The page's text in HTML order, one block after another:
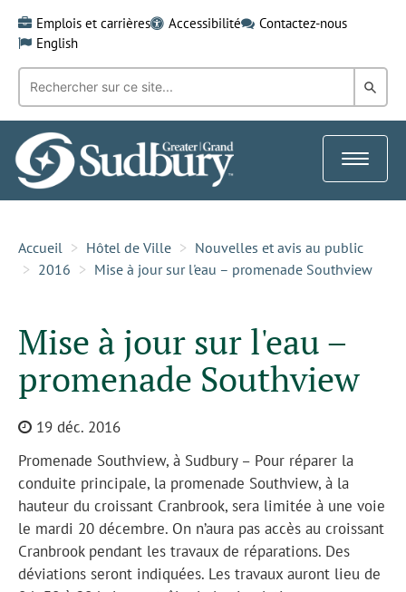
content
Emplois et carrières Accessibilité
Contactez-nous
English
Recherche
mot-
clé:
dans
Toggle
Accueil Hôtel de Ville
Nouvelles et avis au public
2016
Mise à jour sur l'eau – promenade Southview
Mise à jour sur l'eau –
promenade Southview
19 déc. 2016
Promenade Southview, à Sudbury – Pour réparer la
conduite principale, la promenade Southview, à la
hauteur du croissant Cranbrook, sera limitée à une voie
le mardi 20 décembre. On n’aura pas accès au croissant
Cranbrook pendant les travaux de réparations. Des
déviations seront indiquées. Les travaux auront lieu de